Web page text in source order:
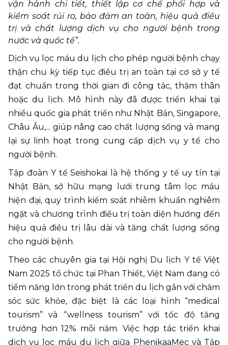
vận hành chi tiết, thiết lập cơ chế phối hợp và
kiểm soát rủi ro, bảo đảm an toàn, hiệu quả điều
trị và chất lượng dịch vụ cho người bệnh trong
nước và quốc tế”.
Dịch vụ lọc máu du lịch cho phép người bệnh chạy
thận chu kỳ tiếp tục điều trị an toàn tại cơ sở y tế
đạt chuẩn trong thời gian đi công tác, thăm thân
hoặc du lịch. Mô hình này đã được triển khai tại
nhiều quốc gia phát triển như Nhật Bản, Singapore,
Châu Âu,... giúp nâng cao chất lượng sống và mang
lại sự linh hoạt trong cung cấp dịch vụ y tế cho
người bệnh.
Tập đoàn Y tế Seishokai là hệ thống y tế uy tín tại
Nhật Bản, sở hữu mạng lưới trung tâm lọc máu
hiện đại, quy trình kiểm soát nhiễm khuẩn nghiêm
ngặt và chương trình điều trị toàn diện hướng đến
hiệu quả điều trị lâu dài và tăng chất lượng sống
cho người bệnh.
Theo các chuyên gia tại Hội nghị Du lịch Y tế Việt
Nam 2025 tổ chức tại Phan Thiết, Việt Nam đang có
tiềm năng lớn trong phát triển du lịch gắn với chăm
sóc sức khỏe, đặc biệt là các loại hình “medical
tourism” và “wellness tourism” với tốc độ tăng
trưởng hơn 12% mỗi năm. Việc hợp tác triển khai
dịch vụ lọc máu du lịch giữa PhenikaaMec và Tập